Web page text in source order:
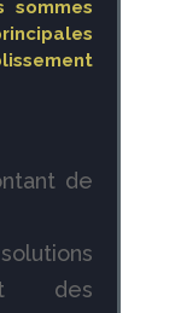
sommes
de
des